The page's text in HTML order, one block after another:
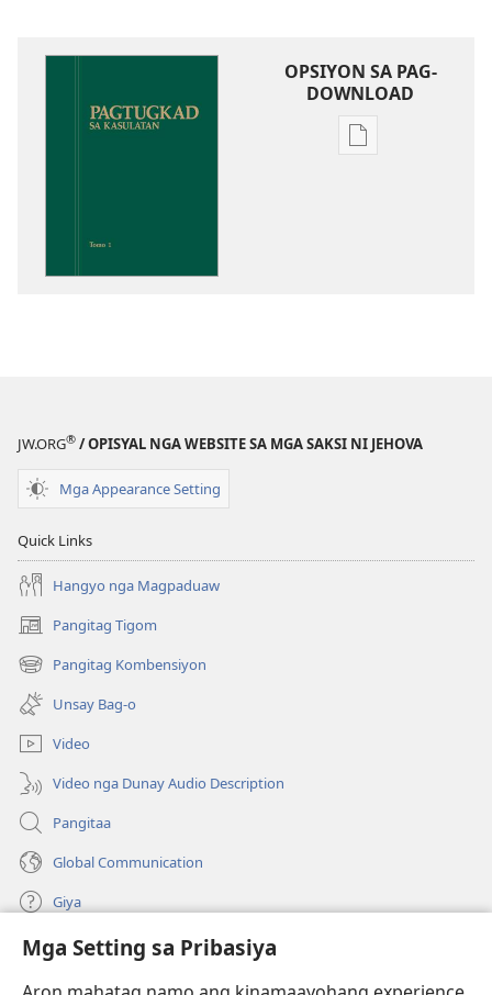
Mga Setting sa Pribasiya
OPSIYON SA PAG-
DOWNLOAD
Opsiyon
JW.ORG® / OPISYAL NGA WEBSITE SA MGA SAKSI NI JEHOVA
Mga Appearance Setting
Quick Links
Hangyo nga Magpaduaw
Pangitag Tigom
(mo-
open
ug
bag-
ong
window)
Pangitag Kombensiyon
(mo-
open
ug
bag-
ong
window)
Unsay Bag-o
Video
Video nga Dunay Audio Description
Pangitaa
Global Communication
Giya
Donasyon
(mo-
open